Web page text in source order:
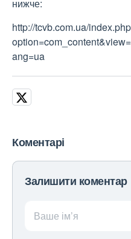
нижче:
http://tcvb.com.ua/
ang=ua
Коментарі
Залишити коментар
Ваше ім’я